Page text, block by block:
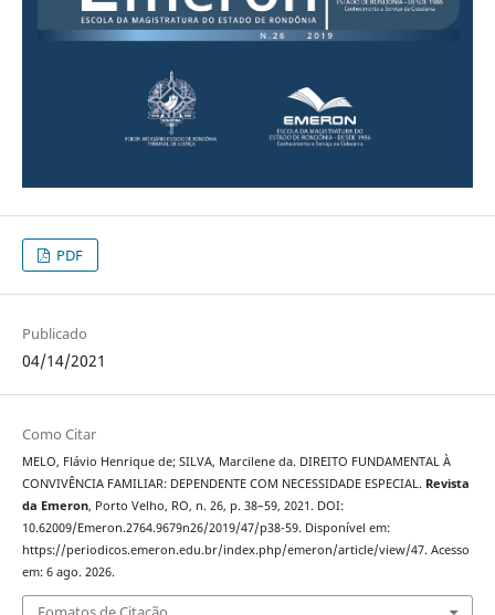
PDF
Publicado
04/14/2021
Como Citar
MELO, Flávio Henrique de; SILVA, Marcilene da. DIREITO FUNDAMENTAL À
CONVIVÊNCIA FAMILIAR: DEPENDENTE COM NECESSIDADE ESPECIAL. Revista
da Emeron, Porto Velho, RO, n. 26, p. 38–59, 2021. DOI:
10.62009/Emeron.2764.9679n26/2019/47/p38-59. Disponível em:
https://periodicos.emeron.edu.br/index.php/emeron/article/view/47. Acesso
em: 6 ago. 2026.